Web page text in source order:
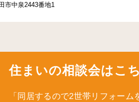
市中泉2443番地1
住まいの相談会はこ
「同居するので2世帯リフォーム